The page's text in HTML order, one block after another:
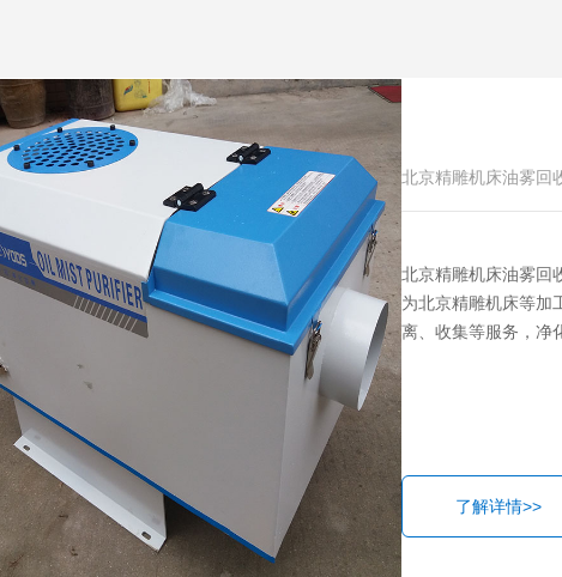
北京精雕机床油雾回
北京精雕机床油雾回
为北京精雕机床等加
离、收集等服务，净
了解详情>>